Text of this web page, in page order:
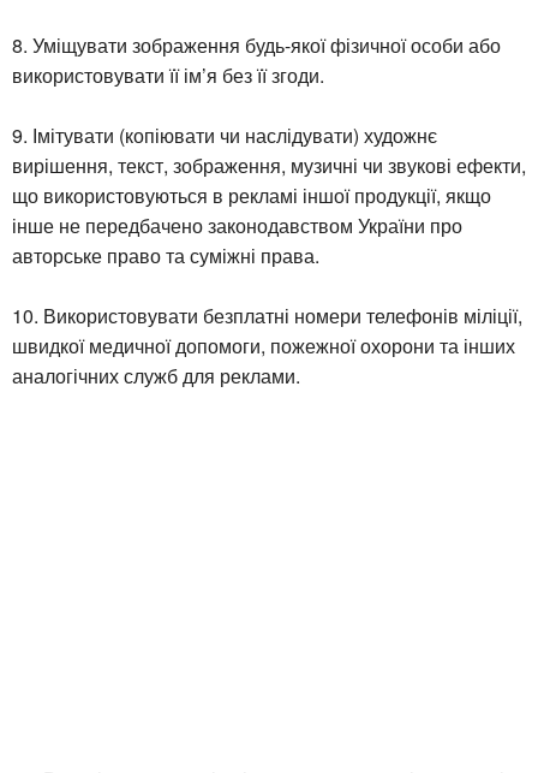
8. Уміщувати зображення будь-якої фізичної особи або
використовувати її ім’я без її згоди.
9. Імітувати (копіювати чи наслідувати) художнє
вирішення, текст, зображення, музичні чи звукові ефекти,
що використовуються в рекламі іншої продукції, якщо
інше не передбачено законодавством України про
авторське право та суміжні права.
10. Використовувати безплатні номери телефонів міліції,
швидкої медичної допомоги, пожежної охорони та інших
аналогічних служб для реклами.